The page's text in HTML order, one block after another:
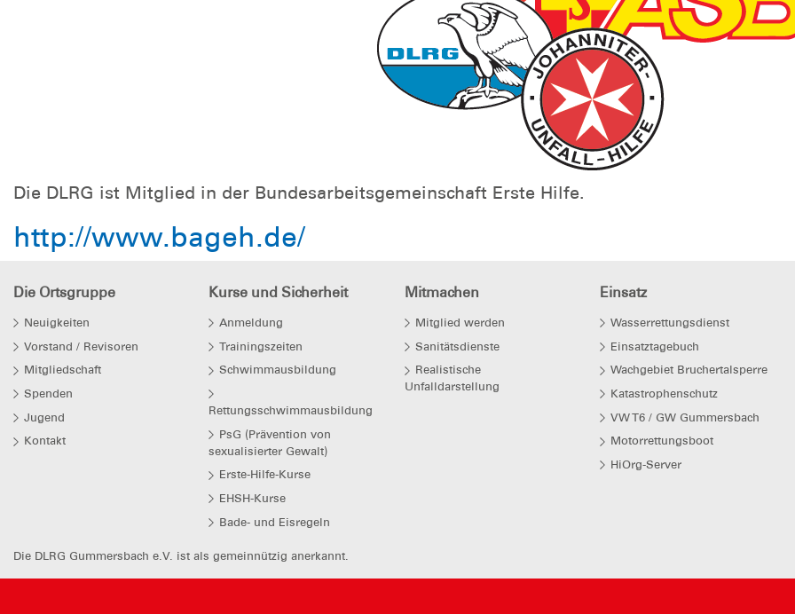
Die DLRG ist Mitglied in der Bundesarbeitsgemeinschaft Erste Hilfe.
http://www.bageh.de/
Die Ortsgruppe
Neuigkeiten
Vorstand / Revisoren
Mitgliedschaft
Spenden
Jugend
Kontakt
Kurse und Sicherheit
Anmeldung
Trainingszeiten
Schwimmausbildung
Rettungsschwimmausbildung
PsG (Prävention von
sexualisierter Gewalt)
Erste-Hilfe-Kurse
EHSH-Kurse
Bade- und Eisregeln
Mitmachen
Mitglied werden
Sanitätsdienste
Realistische
Unfalldarstellung
Einsatz
Wasserrettungsdienst
Einsatztagebuch
Wachgebiet Bruchertalsperre
Katastrophenschutz
VW T6 / GW Gummersbach
Motorrettungsboot
HiOrg-Server
Die DLRG Gummersbach e.V. ist als gemeinnützig anerkannt.